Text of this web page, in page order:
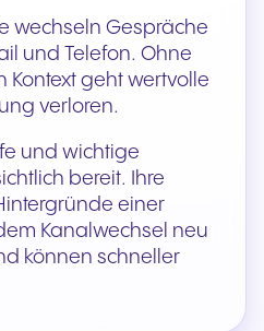
wechseln Gespräche
und Telefon. Ohne
geht wertvolle
verloren.
und wichtige
bereit. Ihre
einer
Kanalwechsel neu
können schneller